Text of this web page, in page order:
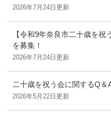
2026年7月24日更新
【令和9年奈良市二十歳を
を募集！
2026年7月24日更新
二十歳を祝う会に関するQ＆
2026年5月22日更新